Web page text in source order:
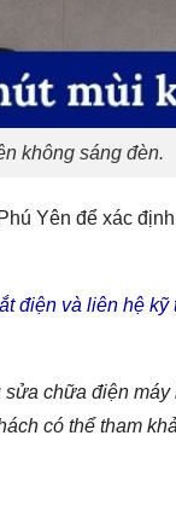
không sáng đèn.
Yên để xác
điện và liên hệ kỹ
chữa điện
có thể tham